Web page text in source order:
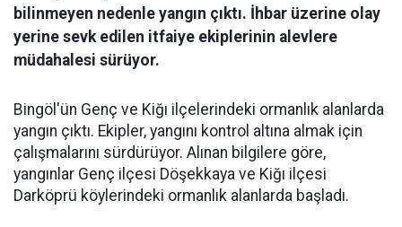
bilinmeyen nedenle yangın çıktı. İhbar üzerine olay
yerine sevk edilen itfaiye ekiplerinin alevlere
müdahalesi sürüyor.
Bingöl'ün Genç ve Kiğı ilçelerindeki ormanlık alanlarda
yangın çıktı. Ekipler, yangını kontrol altına almak için
çalışmalarını sürdürüyor. Alınan bilgilere göre,
yangınlar Genç ilçesi Döşekkaya ve Kiğı ilçesi
Darköprü köylerindeki ormanlık alanlarda başladı.